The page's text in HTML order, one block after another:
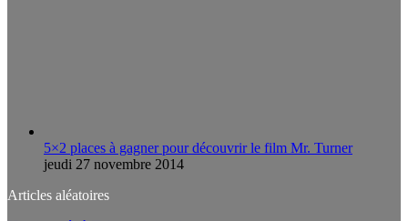
5×2 places à gagner pour découvrir le film Mr. Turner
jeudi 27 novembre 2014
Articles aléatoires